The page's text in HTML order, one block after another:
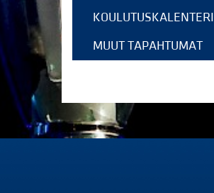
KOULUTUSKALENTERI
MUUT TAPAHTUMAT